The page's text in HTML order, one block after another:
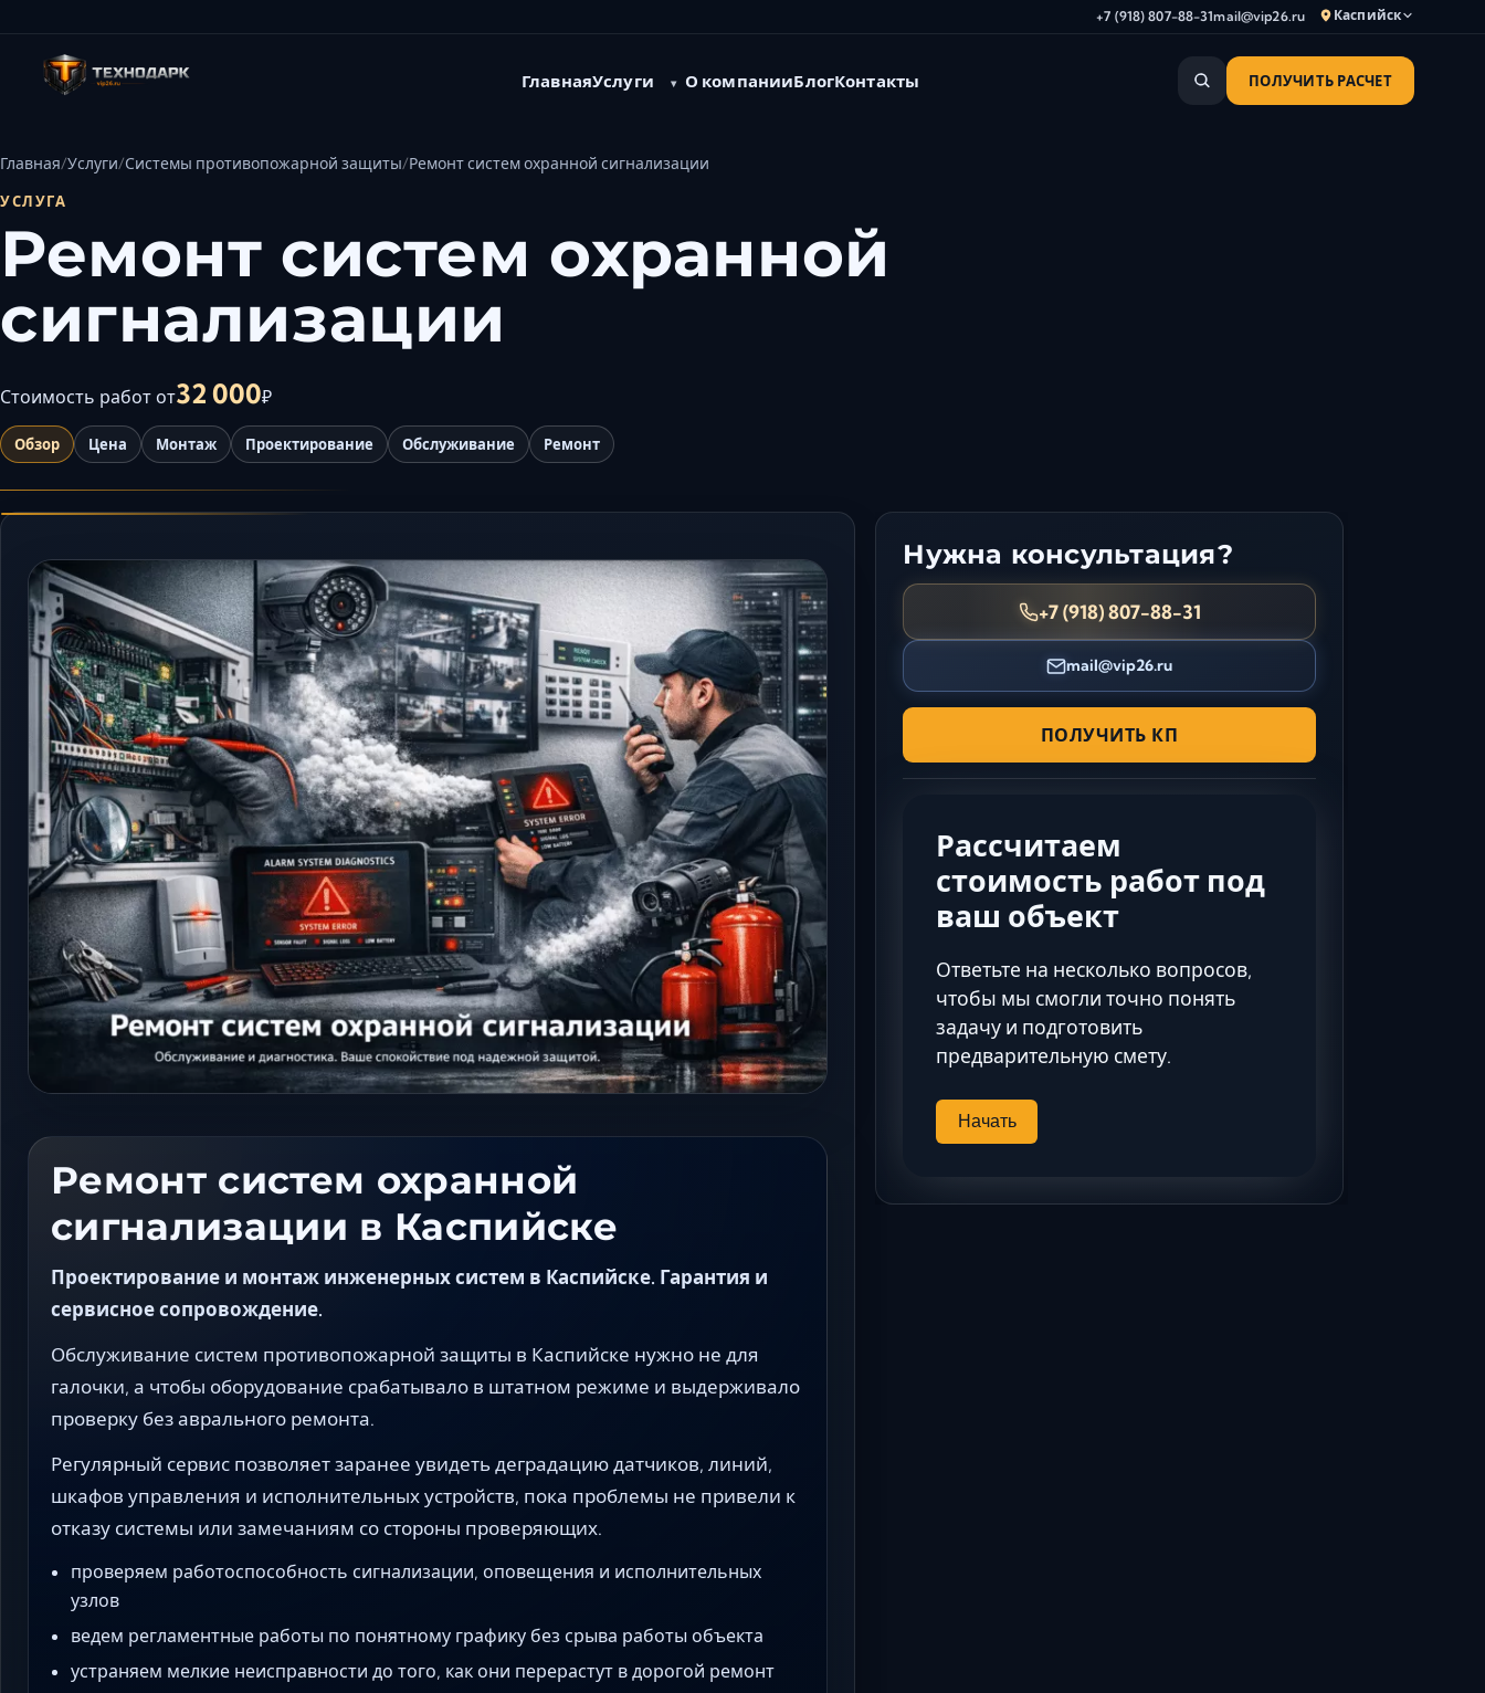
+7 (918) 807-88-31mail@vip26.ru Каспийск
Керчь
Кисловодск
Магас
Майкоп
Минеральные Воды
Севастополь
Сочи
Ставрополь
ГлавнаяУслуги О компанииБлогКонтакты ПОЛУЧИТЬ РАСЧЕТ
Главная Услуги Системы противопожарной защиты Ремонт систем охранной сигнализации
УСЛУГА
Ремонт систем охранной
сигнализации
Стоимость работ от32 000₽
Обзор Цена Монтаж Проектирование Обслуживание Ремонт
Ремонт систем охранной
сигнализации в Каспийске
Проектирование и монтаж инженерных систем в Каспийске. Гарантия и
сервисное сопровождение.
Обслуживание систем противопожарной защиты в Каспийске нужно не для
галочки, а чтобы оборудование срабатывало в штатном режиме и выдерживало
проверку без аврального ремонта.
Регулярный сервис позволяет заранее увидеть деградацию датчиков, линий,
шкафов управления и исполнительных устройств, пока проблемы не привели к
отказу системы или замечаниям со стороны проверяющих.
проверяем работоспособность сигнализации, оповещения и исполнительных
узлов
ведем регламентные работы по понятному графику без срыва работы объекта
устраняем мелкие неисправности до того, как они перерастут в дорогой ремонт
Нужна консультация?
+7 (918) 807-88-31
mail@vip26.ru
ПОЛУЧИТЬ КП
Рассчитаем
стоимость работ под
ваш объект
Ответьте на несколько вопросов,
чтобы мы смогли точно понять
задачу и подготовить
предварительную смету.
Начать